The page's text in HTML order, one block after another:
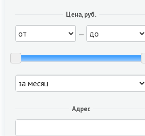
Цена, руб.
—
Адрес